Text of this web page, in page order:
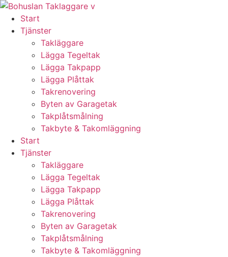
Skip
content
Start
Tjänster
Takläggare
Lägga Tegeltak
Lägga Takpapp
Lägga Plåttak
Takrenovering
Byten av Garagetak
Takplåtsmålning
Takbyte & Takomläggning
Start
Tjänster
Takläggare
Lägga Tegeltak
Lägga Takpapp
Lägga Plåttak
Takrenovering
Byten av Garagetak
Takplåtsmålning
Takbyte & Takomläggning